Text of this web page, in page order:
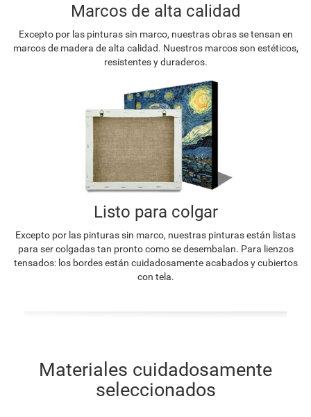
Marcos de alta calidad
Excepto por las pinturas sin marco, nuestras obras se tensan en
marcos de madera de alta calidad. Nuestros marcos son estéticos,
resistentes y duraderos.
Listo para colgar
Excepto por las pinturas sin marco, nuestras pinturas están listas
para ser colgadas tan pronto como se desembalan. Para lienzos
tensados: los bordes están cuidadosamente acabados y cubiertos
con tela.
Materiales cuidadosamente
seleccionados